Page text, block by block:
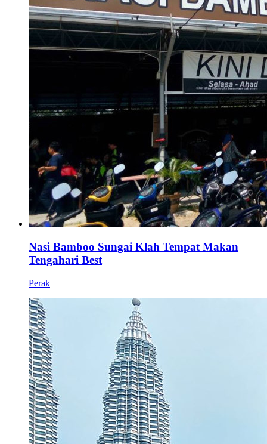
Nasi Bamboo Sungai Klah Tempat Makan
Tengahari Best
Perak